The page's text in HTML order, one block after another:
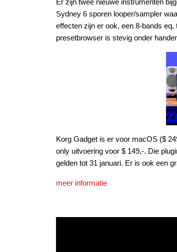
Sydney 6 sporen looper/sampler
effecten zijn er ook, een 8-bands
presetbrowser is stevig onder
Korg Gadget is er voor macOS ($
only uitvoering voor $ 149,-. Die
gelden tot 31 januari. Er is ook een
meer informatie